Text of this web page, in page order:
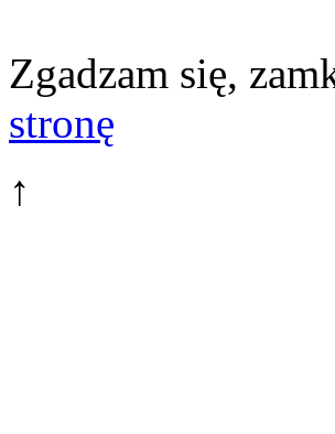
Zgadzam się,
stronę
↑